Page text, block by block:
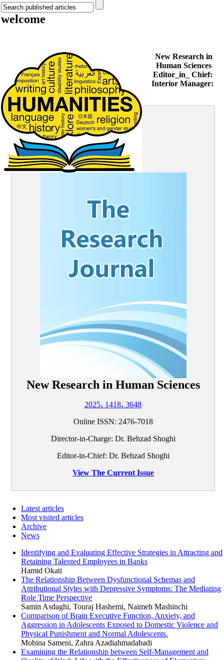
welcome
New Research in
Human Sciences
Editor_in_ Chief:
Interior Manager:
New Research in Human Sciences
2025، 1418، 3648
Online ISSN: 2476-7018
Director-in-Charge: Dr. Behzad Shoghi
Editor-in-Chief: Dr. Behzad Shoghi
View The Current Issue
Latest articles
Most visited articles
Archive
News
Identifying and Evaluating Effective Strategies in Attracting and
Retaining Talented Employees in Banks
Hamid Okati
The Relationship Between Dysfunctional Schemas and
Attributional Styles with Depressive Symptoms: The Mediating
Role Time Perspective
Samin Asdaghi, Touraj Hashemi, Naimeh Mashinchi
Comparison of Brain Executive Function, Anxiety, and
Aggression in Adolescents Exposed to Domestic Violence and
Physical Punishment and Normal Adolescents.
Mobina Sameni, Zahra Azadiahmadabadi
Examining the Relationship between Self-Management and